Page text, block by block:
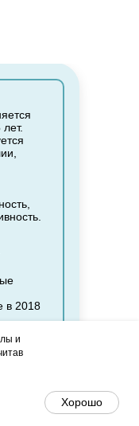
Чат MAX
и
Хорошо
в 2018
11